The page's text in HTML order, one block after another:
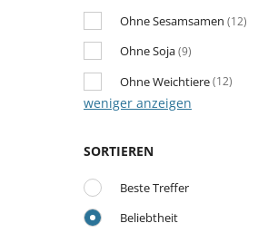
Ohne Sesamsamen (12)
Ohne Soja(9)
Ohne Weichtiere(12)
weniger anzeigen
SORTIEREN
Beste Treffer
Beliebtheit